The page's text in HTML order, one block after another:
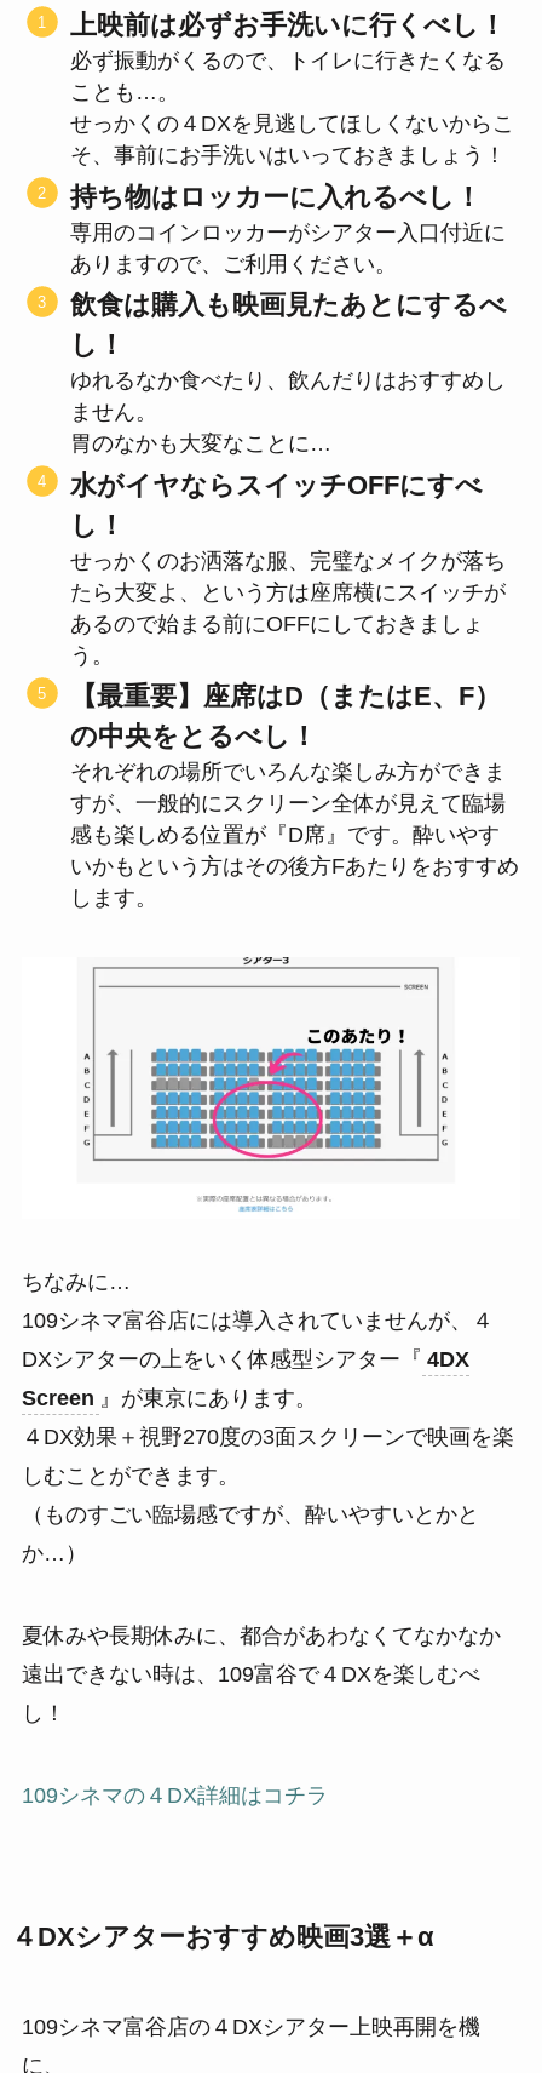
上映前は必ずお手洗いに行くべし！
必ず振動がくるので、トイレに行きたくなる
ことも…。
せっかくの４DXを見逃してほしくないからこ
そ、事前にお手洗いはいっておきましょう！
持ち物はロッカーに入れるべし！
専用のコインロッカーがシアター入口付近に
ありますので、ご利用ください。
飲食は購入も映画見たあとにするべ
し！
ゆれるなか食べたり、飲んだりはおすすめし
ません。
胃のなかも大変なことに…
水がイヤならスイッチOFFにすべ
し！
せっかくのお洒落な服、完璧なメイクが落ち
たら大変よ、という方は座席横にスイッチが
あるので始まる前にOFFにしておきましょ
う。
【最重要】座席はD（またはE、F）
の中央をとるべし！
それぞれの場所でいろんな楽しみ方ができま
すが、一般的にスクリーン全体が見えて臨場
感も楽しめる位置が『D席』です。酔いやす
いかもという方はその後方Fあたりをおすすめ
します。
ちなみに…
109シネマ富谷店には導入されていませんが、４
DXシアターの上をいく体感型シアター『 4DX
Screen 』が東京にあります。
４DX効果＋視野270度の3面スクリーンで映画を楽
しむことができます。
（ものすごい臨場感ですが、酔いやすいとかと
か…）
夏休みや長期休みに、都合があわなくてなかなか
遠出できない時は、109富谷で４DXを楽しむべ
し！
109シネマの４DX詳細はコチラ
４DXシアターおすすめ映画3選＋α
109シネマ富谷店の４DXシアター上映再開を機
に、